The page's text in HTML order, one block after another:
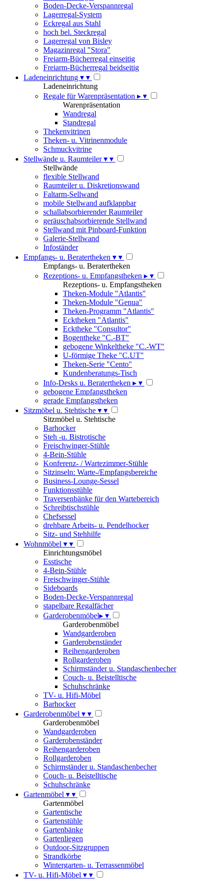
Boden-Decke-Verspannregal
Lagerregal-System
Eckregal aus Stahl
hoch bel. Steckregal
Lagerregal von Bisley
Magazinregal "Stora"
Freiarm-Bücherregal einseitig
Freiarm-Bücherregal beidseitig
Ladeneinrichtung ▾ ▾
Ladeneinrichtung
Regale für Warenpräsentation ▸ ▾
Warenpräsentation
Wandregal
Standregal
Thekenvitrinen
Theken- u. Vitrinenmodule
Schmuckvitrine
Stellwände u. Raumteiler▾ ▾
Stellwände
flexible Stellwand
Raumteiler u. Diskretionswand
Faltarm-Sellwand
mobile Stellwand aufklappbar
schallabsorbierender Raumteiler
geräuschabsorbierende Stellwand
Stellwand mit Pinboard-Funktion
Galerie-Stellwand
Infoständer
Empfangs- u. Beratertheken ▾ ▾
Empfangs- u. Beratertheken
Rezeptions- u. Empfangstheken ▸ ▾
Rezeptions- u. Empfangstheken
Theken-Module "Atlantis"
Theken-Module "Genua"
Theken-Programm "Atlantis"
Ecktheken "Atlantis"
Ecktheke "Consultor"
Bogentheke "C.-BT"
gebogene Winkeltheke "C.-WT"
U-förmige Theke "C.UT"
Theken-Serie "Cento"
Kundenberatungs-Tisch
Info-Desks u. Beratertheken ▸ ▾
gebogene Empfangstheken
gerade Empfangstheken
Sitzmöbel u. Stehtische ▾ ▾
Sitzmöbel u. Stehtische
Barhocker
Steh -u. Bistrotische
Freischwinger-Stühle
4-Bein-Stühle
Konferenz- / Wartezimmer-Stühle
Sitzinseln: Warte-/Empfangsbereiche
Business-Lounge-Sessel
Funktionsstühle
Traversenbänke für den Wartebereich
Schreibtischstühle
Chefsessel
drehbare Arbeits- u. Pendelhocker
Sitz- und Stehhilfe
Wohnmöbel ▾ ▾
Einrichtungsmöbel
Esstische
4-Bein-Stühle
Freischwinger-Stühle
Sideboards
Boden-Decke-Verspannregal
stapelbare Regalfächer
Garderobenmöbel▸ ▾
Garderobenmöbel
Wandgarderoben
Garderobenständer
Reihengarderoben
Rollgarderoben
Schirmständer u. Standaschenbecher
Couch- u. Beistelltische
Schuhschränke
TV- u. Hifi-Möbel
Barhocker
Garderobenmöbel ▾ ▾
Garderobenmöbel
Wandgarderoben
Garderobenständer
Reihengarderoben
Rollgarderoben
Schirmständer u. Standaschenbecher
Couch- u. Beistelltische
Schuhschränke
Gartenmöbel ▾ ▾
Gartenmöbel
Gartentische
Gartenstühle
Gartenbänke
Gartenliegen
Outdoor-Sitzgruppen
Strandkörbe
Wintergarten- u. Terrassenmöbel
TV- u. Hifi-Möbel ▾ ▾